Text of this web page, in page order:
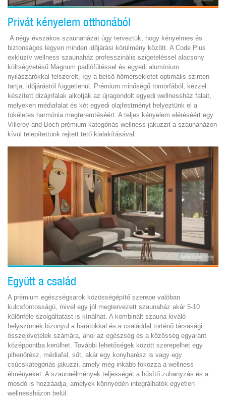
Privát kényelem otthonából
A négy évszakos szaunaházat úgy terveztük, hogy kényelmes és
biztonságos legyen minden időjárási körülmény között. A Code Plus
exkluzív wellness szaunaház professzinális szigeteléssel alacsony
költségvetésű Magnum padlófűtéssel és egyedi alumínium
nyilászárókkal felszerelt, így a belső hőmérsékletet optimális szinten
tartja, időjárástól függetlenül. Prémium minőségű tömörfából, kézzel
készített dizájnfalak alkotják az újragondolt egyedi wellnessház falait,
melyeken médiafalat és két egyedi olajfestményt helyeztünk el a
tökéletes harmónia megteremtéséért. A teljes kényelem eléréséért egy
Villeroy and Boch prémium kategóriás wellness jakuzzit a szaunaházon
kívül telepítettünk rejtett tető kialakításával.
Együtt a család
A prémium egészségsarok közösségépítő szerepe valóban
kulcsfontosságú, mivel egy jól megtervezett szaunaház akár 5-10
különféle szolgáltatást is kínálhat. A kombinált szauna kiváló
helyszínnek bizonyul a barátokkal és a családdal történő társasági
összejövetelek számára, ahol az egészség és a közösség egyaránt
középpontba kerülhet. További lehetőségek között szerepelhet egy
pihenőrész, médiafal, sőt, akár egy konyharész is vagy egy
csúcskategóriás jakuzzi, amely még inkább fokozza a wellness
élményeket. A szaunaélmények teljességét a hűsítő zuhanyzás és a
mosdó is hozzáadja, amelyek könnyedén integrálhatók egyetlen
wellnessházon belül.